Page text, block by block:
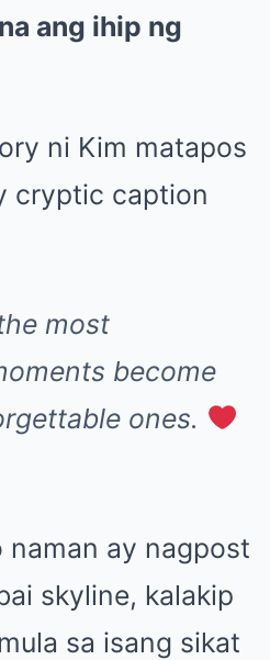
ang ihip ng
ni Kim matapos
cryptic caption
most
become
ones.
naman ay nagpost
skyline, kalakip
sa isang sikat